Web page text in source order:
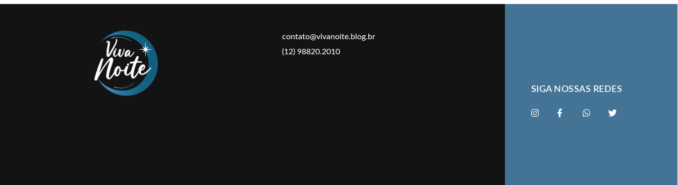
contato@vivanoite.blog.br
(12) 98820.2010
SIGA NOSSAS REDES